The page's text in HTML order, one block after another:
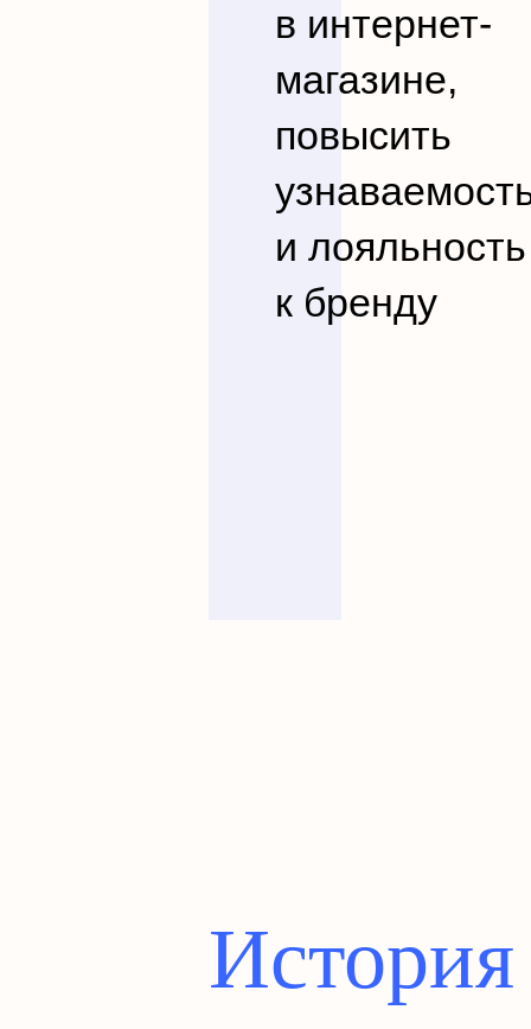
в интернет-
магазине,
повысить
и лояльность
к бренду
История